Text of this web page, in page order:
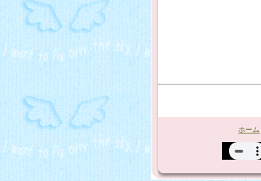
ホーム